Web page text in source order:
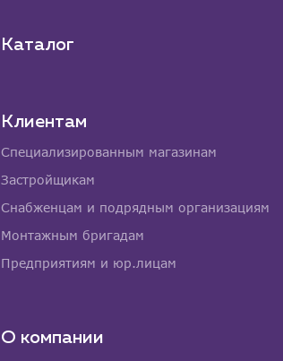
Каталог
Клиентам
Специализированным магазинам
Застройщикам
Снабженцам и подрядным организациям
Монтажным бригадам
Предприятиям и юр.лицам
О компании